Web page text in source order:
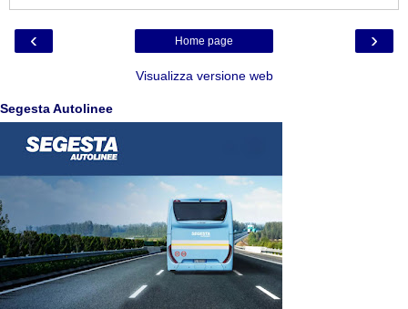
‹ ›
Home page
Visualizza versione web
Segesta Autolinee